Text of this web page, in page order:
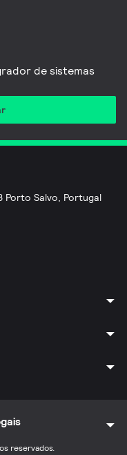
de sistemas
Porto Salvo, Portugal
reservados.